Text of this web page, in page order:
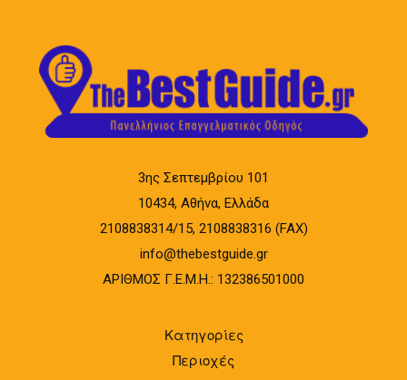
3ης Σεπτεμβρίου 101
10434, Αθήνα, Ελλάδα
2108838314/15, 2108838316 (FAX)
info@thebestguide.gr
ΑΡΙΘΜΟΣ Γ.Ε.Μ.Η.: 132386501000
Κατηγορίες
Περιοχές